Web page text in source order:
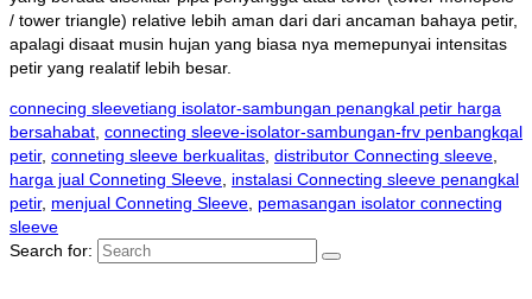
/ tower triangle) relative lebih aman dari dari ancaman bahaya petir,
apalagi disaat musin hujan yang biasa nya memepunyai intensitas
petir yang realatif lebih besar.
connecing sleevetiang isolator-sambungan penangkal petir harga
bersahabat, connecting sleeve-isolator-sambungan-frv penbangkqal
petir, conneting sleeve berkualitas, distributor Connecting sleeve,
harga jual Conneting Sleeve, instalasi Connecting sleeve penangkal
petir, menjual Conneting Sleeve, pemasangan isolator connecting
sleeve
Search for: